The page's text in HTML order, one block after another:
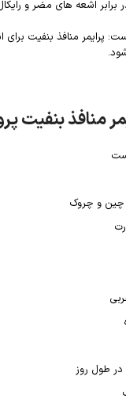
پرایمر منافذ بنفیت
منافذ بنفیت
و چروک
در طول روز